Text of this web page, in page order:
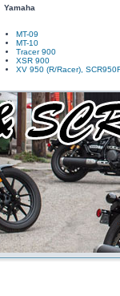
Yamaha
MT-09
MT-10
Tracer 900
XSR 900
XV 950 (R/Racer),